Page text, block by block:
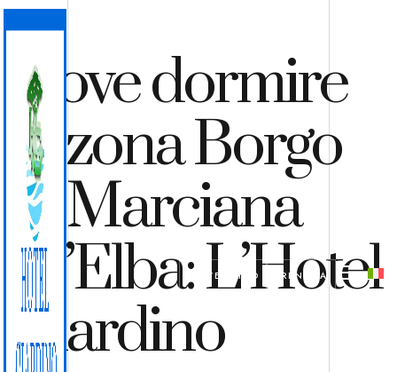
PRENOTA
PREVENTIVO
Dove dormire
in zona Borgo
di Marciana
all’Elba: L’Hotel
Giardino